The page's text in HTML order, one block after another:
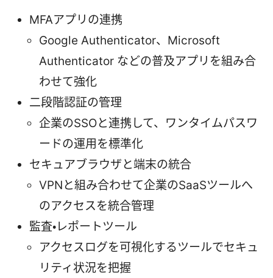
MFAアプリの連携
Google Authenticator、Microsoft
Authenticator などの普及アプリを組み合
わせて強化
二段階認証の管理
企業のSSOと連携して、ワンタイムパスワ
ードの運用を標準化
セキュアブラウザと端末の統合
VPNと組み合わせて企業のSaaSツールへ
のアクセスを統合管理
監査・レポートツール
アクセスログを可視化するツールでセキュ
リティ状況を把握